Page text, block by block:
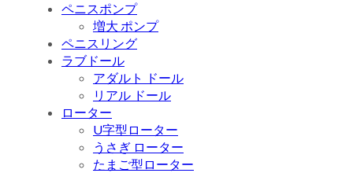
ペニスポンプ
増大 ポンプ
ペニスリング
ラブドール
アダルト ドール
リアル ドール
ローター
U字型ローター
うさぎ ローター
たまご型ローター